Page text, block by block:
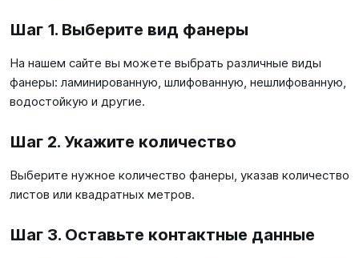
Шаг 1. Выберите вид фанеры
На нашем сайте вы можете выбрать различные виды
фанеры: ламинированную, шлифованную, нешлифованную,
водостойкую и другие.
Шаг 2. Укажите количество
Выберите нужное количество фанеры, указав количество
листов или квадратных метров.
Шаг 3. Оставьте контактные данные